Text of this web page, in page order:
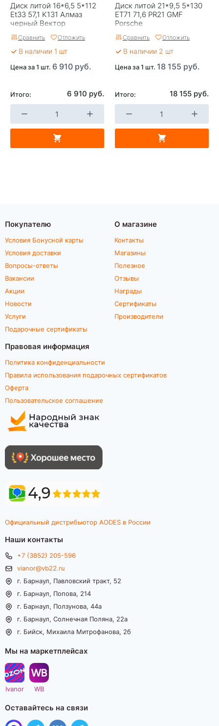
Диск литой 16*6,5 5*112
Et33 57,1 K131 Алмаз
черный Вектор
Сравнить Отложить
В наличии 1 шт
Цена за 1 шт. 6 910 руб.
Итого: 6 910 руб.
Диск литой 21*9,5 5*130
ET71 71,6 PR21 GMF
Porsсhe
Сравнить Отложить
В наличии 2 шт
Цена за 1 шт. 18 155 руб.
Итого: 18 155 руб.
Покупателю
Условия Бонусной карты
Условия доставки
Вопросы-ответы
Вакансии
Акции
Новости
Услуги
Подарочные сертификаты
О магазине
Контакты
Магазины
Полезное
Отзывы
Награды
Сертификаты
Производители
Правовая информация
Политика конфиденциальности
Правила использования подарочных сертификатов
Оферта
Пользовательское соглашение
Официальный дистрибьютор AODES в России
Наши контакты
+7 (3852) 205-596
vianor@vb22.ru
г. Барнаул, Павловский тракт, 52
г. Барнаул, Попова, 214
г. Барнаул, Ползунова, 44а
г. Барнаул, Солнечная Поляна, 22а
г. Бийск, Михаила Митрофанова, 2б
Мы на маркетплейсах
Ivanor WB
Оставайтесь на связи